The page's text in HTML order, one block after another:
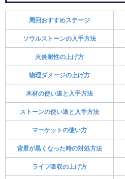
周回おすすめステージ
ソウルストーンの入手方法
火炎耐性の上げ方
物理ダメージの上げ方
木材の使い道と入手方法
ストーンの使い道と入手方法
マーケットの使い方
背景が黒くなった時の対処方法
ライフ吸収の上げ方